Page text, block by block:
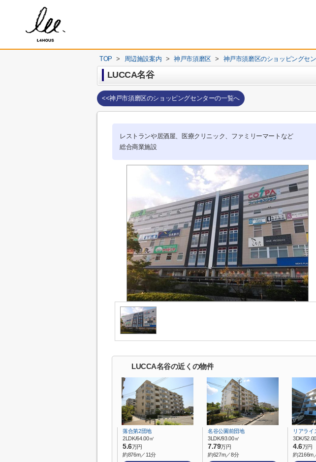
TOP > 周辺施設案内 > 神戸市須磨区 > 神戸市須磨区のショッピングセ
LUCCA名谷
<<神戸市須磨区のショッピングセンターの一覧へ
レストランや居酒屋、医療クリニック、ファミリーマートなど
総合商業施設
LUCCA名谷の近くの物件
落合第2団地
2LDK/64.00㎡
5.6万円
約876m／11分
名谷公園前団地
3LDK/93.00㎡
7.79万円
約627m／8分
リアライ
3DK/
4.6万円
約2166m